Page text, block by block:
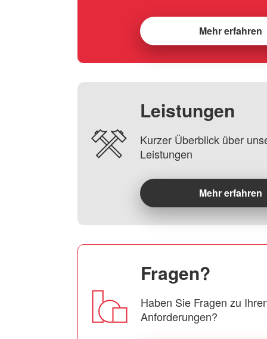
Mehr erfahren
Leistungen
Kurzer Überblick über
Leistungen
Mehr erfahren
Fragen?
Haben Sie Fragen zu
Anforderungen?